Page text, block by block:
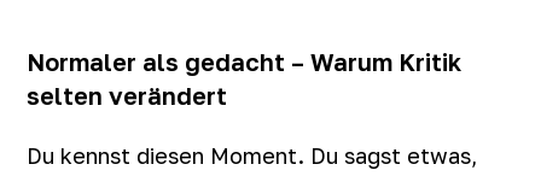
Normaler als gedacht – Warum Kritik
selten verändert
Du kennst diesen Moment. Du sagst etwas,